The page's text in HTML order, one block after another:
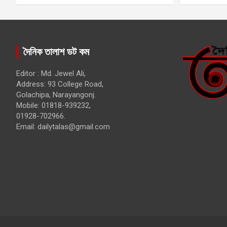
দৈনিক তালাশ ডট কম
Editor : Md. Jewel Ali,
Address: 93 College Road,
Golachipa, Narayangonj.
Mobile: 01818-939232,
01928-702966.
Email: dailytalas@gmail.com